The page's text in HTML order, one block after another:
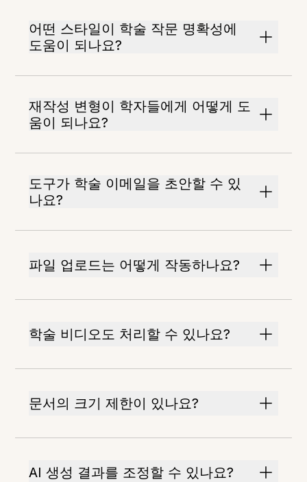
어떤 스타일이 학술 작문 명확성에
도움이 되나요?
재작성 변형이 학자들에게 어떻게 도
움이 되나요?
도구가 학술 이메일을 초안할 수 있
나요?
파일 업로드는 어떻게 작동하나요?
학술 비디오도 처리할 수 있나요?
문서의 크기 제한이 있나요?
AI 생성 결과를 조정할 수 있나요?